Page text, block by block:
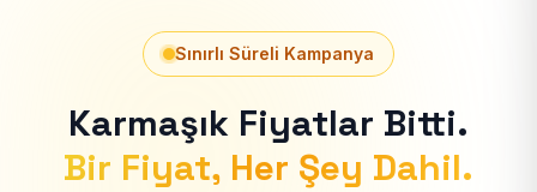
Sınırlı Süreli Kampanya
Karmaşık Fiyatlar Bitti.
Bir Fiyat, Her Şey Dahil.